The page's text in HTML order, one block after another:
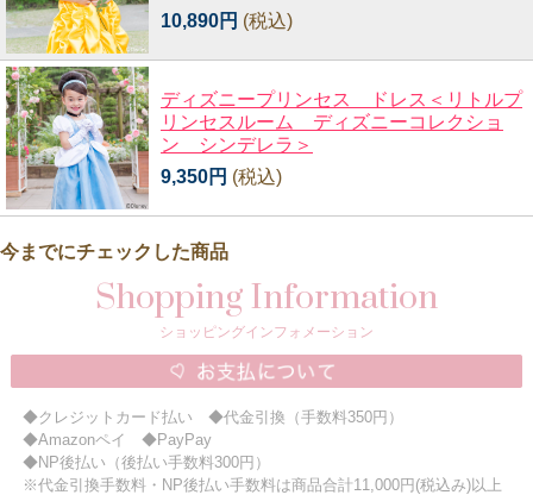
10,890円 (税込)
ディズニープリンセス ドレス＜リトルプ
リンセスルーム ディズニーコレクショ
ン シンデレラ＞
9,350円 (税込)
今までにチェックした商品
Shopping Information
ショッピングインフォメーション
◆クレジットカード払い ◆代金引換（手数料350円）
◆Amazonペイ ◆PayPay
◆NP後払い（後払い手数料300円）
※代金引換手数料・NP後払い手数料は商品合計11,000円(税込み)以上